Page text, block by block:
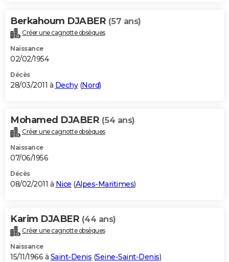
Berkahoum DJABER (57 ans)
Créer une cagnotte obsèques
Naissance
02/02/1954
Décès
28/03/2011 à Dechy(Nord)
Mohamed DJABER (54 ans)
Créer une cagnotte obsèques
Naissance
07/06/1956
Décès
08/02/2011 à Nice (Alpes-Maritimes)
Karim DJABER (44 ans)
Créer une cagnotte obsèques
Naissance
15/11/1966 à Saint-Denis (Seine-Saint-Denis)